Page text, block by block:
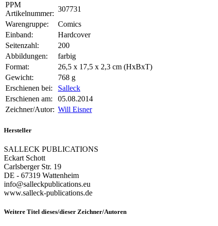
PPM
Artikelnummer:
307731
Warengruppe:
Comics
Einband:
Hardcover
Seitenzahl:
200
Abbildungen:
farbig
Format:
26,5 x 17,5 x 2,3 cm (HxBxT)
Gewicht:
768 g
Erschienen bei:
Salleck
Erschienen am:
05.08.2014
Zeichner/Autor: Will Eisner
Hersteller
SALLECK PUBLICATIONS
Eckart Schott
Carlsberger Str. 19
DE - 67319 Wattenheim
info@salleckpublications.eu
www.salleck-publications.de
Weitere Titel dieses/dieser Zeichner/Autoren